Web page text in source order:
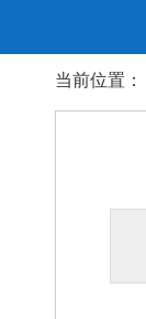
当前位置：